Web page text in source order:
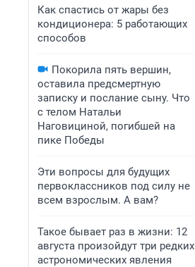
Как спастись от жары без
кондиционера: 5 работающих
способов
Покорила пять вершин,
оставила предсмертную
записку и послание сыну. Что
с телом Натальи
Наговициной, погибшей на
пике Победы
Эти вопросы для будущих
первоклассников под силу не
всем взрослым. А вам?
Такое бывает раз в жизни: 12
августа произойдут три редких
астрономических явления